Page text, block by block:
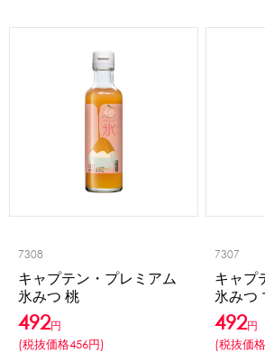
フレーバー氷（味つきの氷）
かき氷セット
カップ・スプーン
紙カップ
発
ボウル型カップ
フラワーカップ
7308
キャプテン・プレミアム
氷みつ 桃
492円
(税抜価格456円)
7307
キャプ
氷みつ
492円
(税抜価